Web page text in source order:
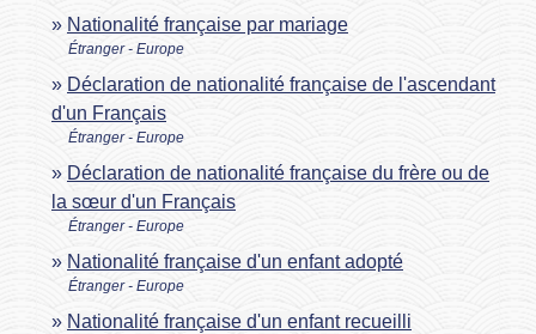
Nationalité française par mariage
Étranger - Europe
Déclaration de nationalité française de l'ascendant
d'un Français
Étranger - Europe
Déclaration de nationalité française du frère ou de
la sœur d'un Français
Étranger - Europe
Nationalité française d'un enfant adopté
Étranger - Europe
Nationalité française d'un enfant recueilli